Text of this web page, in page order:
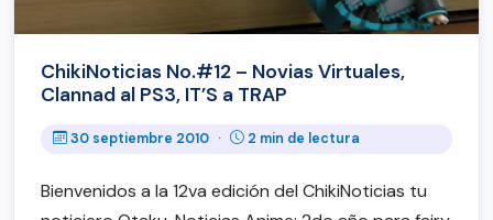
ChikiNoticias No.#12 – Novias Virtuales,
Clannad al PS3, IT’S a TRAP
30 septiembre 2010 · 2 min de lectura
Bienvenidos a la 12va edición del ChikiNoticias tu